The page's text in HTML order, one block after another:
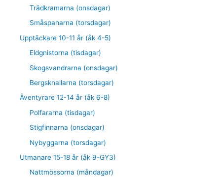
Trädkramarna (onsdagar)
Småspanarna (torsdagar)
Upptäckare 10-11 år (åk 4-5)
Eldgnistorna (tisdagar)
Skogsvandrarna (onsdagar)
Bergsknallarna (torsdagar)
Äventyrare 12-14 år (åk 6-8)
Polfararna (tisdagar)
Stigfinnarna (onsdagar)
Nybyggarna (torsdagar)
Utmanare 15-18 år (åk 9-GY3)
Nattmössorna (måndagar)